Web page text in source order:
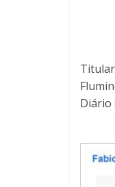
Diário